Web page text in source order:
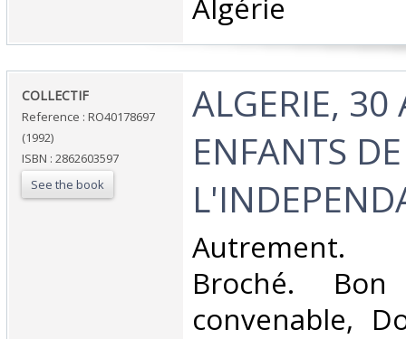
Algérie‎
‎COLLECTIF‎
Reference : RO40178697
(1992)
ISBN : 2862603597
See the book
‎ALGERIE, 30
ENFANTS DE
‎Autrement.
Broché.
convenable,